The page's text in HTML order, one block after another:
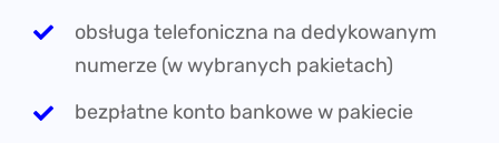
obsługa telefoniczna na dedykowanym
numerze (w wybranych pakietach)
bezpłatne konto bankowe w pakiecie